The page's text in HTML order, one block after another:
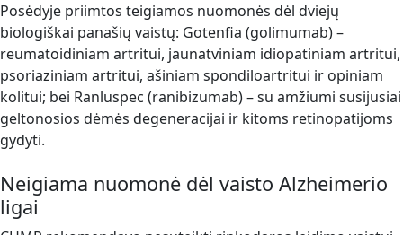
Posėdyje priimtos teigiamos nuomonės dėl dviejų
biologiškai panašių vaistų: Gotenfia (golimumab) –
reumatoidiniam artritui, jaunatviniam idiopatiniam artritui,
psoriaziniam artritui, ašiniam spondiloartritui ir opiniam
kolitui; bei Ranluspec (ranibizumab) – su amžiumi susijusiai
geltonosios dėmės degeneracijai ir kitoms retinopatijoms
gydyti.
Neigiama nuomonė dėl vaisto Alzheimerio
ligai